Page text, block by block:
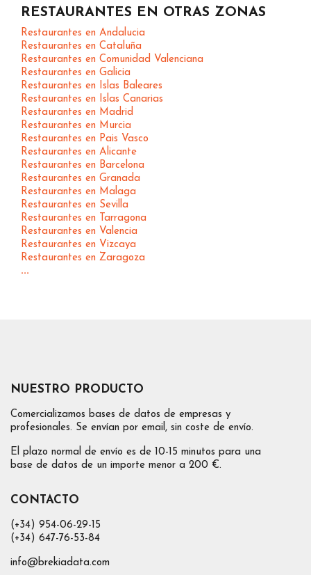
RESTAURANTES EN OTRAS ZONAS
Restaurantes en Andalucia
Restaurantes en Cataluña
Restaurantes en Comunidad Valenciana
Restaurantes en Galicia
Restaurantes en Islas Baleares
Restaurantes en Islas Canarias
Restaurantes en Madrid
Restaurantes en Murcia
Restaurantes en Pais Vasco
Restaurantes en Alicante
Restaurantes en Barcelona
Restaurantes en Granada
Restaurantes en Malaga
Restaurantes en Sevilla
Restaurantes en Tarragona
Restaurantes en Valencia
Restaurantes en Vizcaya
Restaurantes en Zaragoza
...
NUESTRO PRODUCTO
Comercializamos bases de datos de empresas y
profesionales. Se envían por email, sin coste de envío.
El plazo normal de envío es de 10-15 minutos para una
base de datos de un importe menor a 200 €.
CONTACTO
(+34) 954-06-29-15
(+34) 647-76-53-84
info@brekiadata.com